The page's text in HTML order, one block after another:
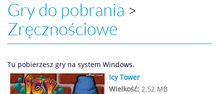
Gry do pobrania >
Zręcznościowe
Tu pobierzesz gry na system Windows.
Icy Tower
Wielkość: 2.52 MB